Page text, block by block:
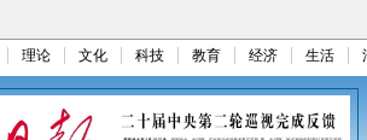
理论 文化 科技 教育 经济 生活